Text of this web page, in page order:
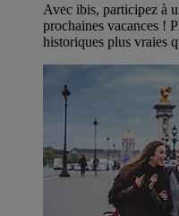
Avec ibis, participez à
prochaines vacances !
historiques plus vraies